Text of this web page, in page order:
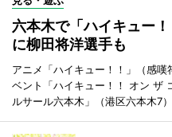
六本木で「ハイキュー
に柳田将洋選手も
アニメ「ハイキュー！！」（感
ベント「ハイキュー！！ オン ザ
ルサール六本木」（港区六本木7）